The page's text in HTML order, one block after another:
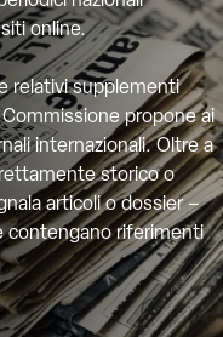
online.
relativi supplementi
propone ai
internazionali. Oltre a
storico o
articoli o dossier –
contengano riferimenti